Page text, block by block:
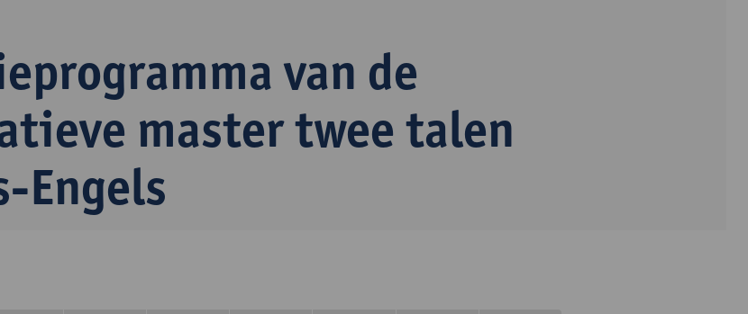
van de
master twee talen
Engels